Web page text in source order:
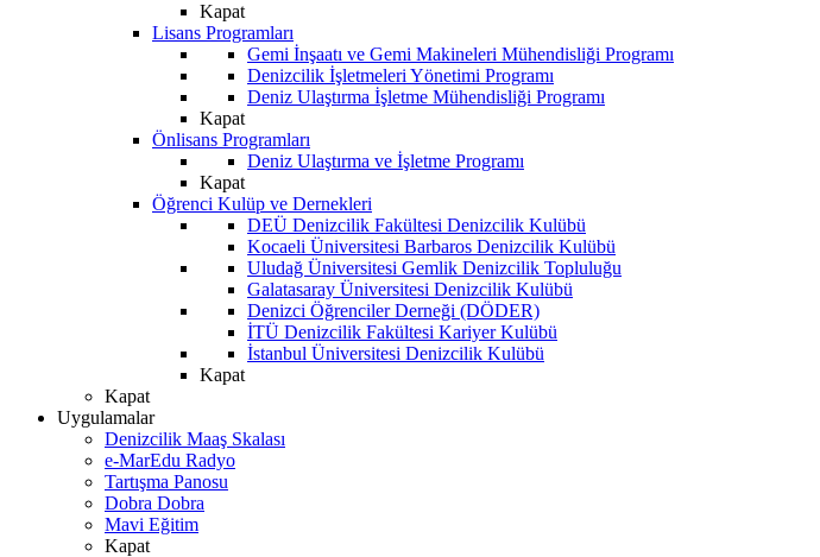
Kapat
Lisans Programları
Gemi İnşaatı ve Gemi Makineleri Mühendisliği Programı
Denizcilik İşletmeleri Yönetimi Programı
Deniz Ulaştırma İşletme Mühendisliği Programı
Kapat
Önlisans Programları
Deniz Ulaştırma ve İşletme Programı
Kapat
Öğrenci Kulüp ve Dernekleri
DEÜ Denizcilik Fakültesi Denizcilik Kulübü
Kocaeli Üniversitesi Barbaros Denizcilik Kulübü
Uludağ Üniversitesi Gemlik Denizcilik Topluluğu
Galatasaray Üniversitesi Denizcilik Kulübü
Denizci Öğrenciler Derneği (DÖDER)
İTÜ Denizcilik Fakültesi Kariyer Kulübü
İstanbul Üniversitesi Denizcilik Kulübü
Kapat
Kapat
Uygulamalar
Denizcilik Maaş Skalası
e-MarEdu Radyo
Tartışma Panosu
Dobra Dobra
Mavi Eğitim
Kapat